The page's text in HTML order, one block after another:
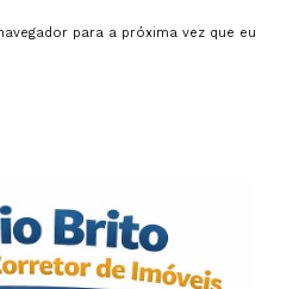
para a próxima vez que eu